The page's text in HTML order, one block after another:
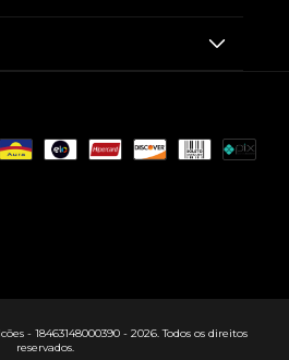
- 18463148000390 - 2026. Todos os direitos
reservados.